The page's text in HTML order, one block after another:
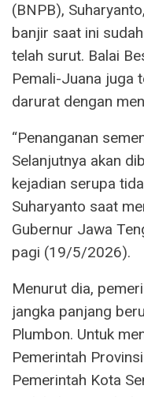
(BNPB),
banjir saat ini
telah surut. Balai
Pemali-Juana juga
darurat dengan
“Penanganan
Selanjutnya akan
kejadian serupa
Suharyanto saat
Gubernur Jawa
pagi (19/5/2026).
Menurut dia,
jangka panjang
Plumbon. Untuk
Pemerintah
Pemerintah Kota